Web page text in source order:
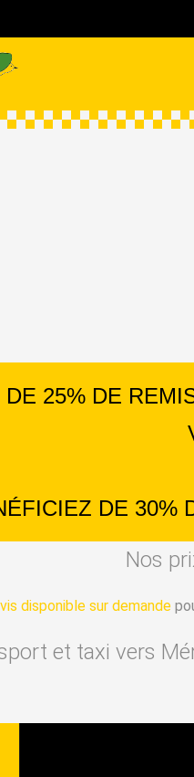
25% DE
DE 30%
Nos
disponible sur demande
et taxi vers